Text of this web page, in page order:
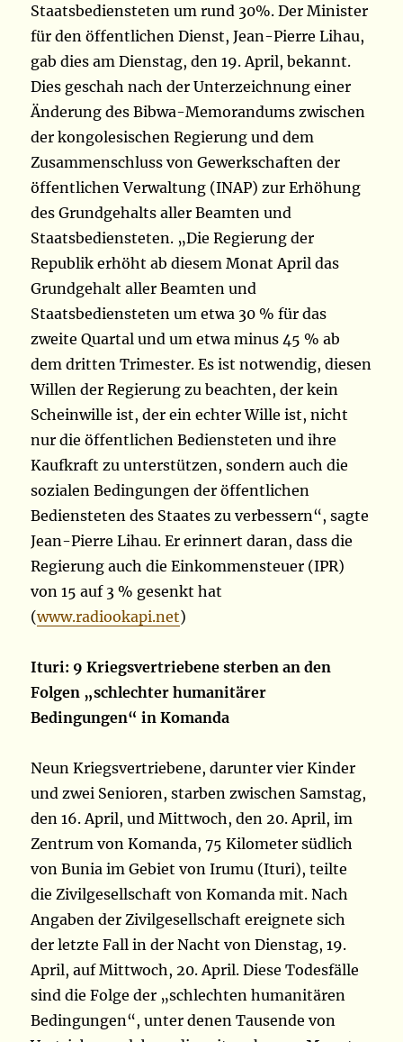
Staatsbediensteten um rund 30%. Der Minister
für den öffentlichen Dienst, Jean-Pierre Lihau,
gab dies am Dienstag, den 19. April, bekannt.
Dies geschah nach der Unterzeichnung einer
Änderung des Bibwa-Memorandums zwischen
der kongolesischen Regierung und dem
Zusammenschluss von Gewerkschaften der
öffentlichen Verwaltung (INAP) zur Erhöhung
des Grundgehalts aller Beamten und
Staatsbediensteten. „Die Regierung der
Republik erhöht ab diesem Monat April das
Grundgehalt aller Beamten und
Staatsbediensteten um etwa 30 % für das
zweite Quartal und um etwa minus 45 % ab
dem dritten Trimester. Es ist notwendig, diesen
Willen der Regierung zu beachten, der kein
Scheinwille ist, der ein echter Wille ist, nicht
nur die öffentlichen Bediensteten und ihre
Kaufkraft zu unterstützen, sondern auch die
sozialen Bedingungen der öffentlichen
Bediensteten des Staates zu verbessern“, sagte
Jean-Pierre Lihau. Er erinnert daran, dass die
Regierung auch die Einkommensteuer (IPR)
von 15 auf 3 % gesenkt hat
(www.radiookapi.net)
Ituri: 9 Kriegsvertriebene sterben an den
Folgen „schlechter humanitärer
Bedingungen“ in Komanda
Neun Kriegsvertriebene, darunter vier Kinder
und zwei Senioren, starben zwischen Samstag,
den 16. April, und Mittwoch, den 20. April, im
Zentrum von Komanda, 75 Kilometer südlich
von Bunia im Gebiet von Irumu (Ituri), teilte
die Zivilgesellschaft von Komanda mit. Nach
Angaben der Zivilgesellschaft ereignete sich
der letzte Fall in der Nacht von Dienstag, 19.
April, auf Mittwoch, 20. April. Diese Todesfälle
sind die Folge der „schlechten humanitären
Bedingungen“, unter denen Tausende von